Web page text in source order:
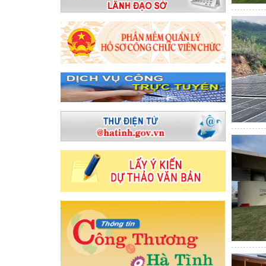
hệ thống đường sắt Việt Nam
Bộ trưởng Nguyễn Hồng Diên
tỉnh làm việc với CĐN Công Thương về công tác chuẩn bị đại hội
lý nhà nước về Thương mại trong điều kiện thực hiện chính
án quan trọng quốc gia, trọng điểm ngành năng lượng
Hà
Ban Thường vụ Tỉnh ủy, Ban Chấp hành Đảng bộ tỉnh Hà Tĩnh
Sở Công Thương tổ chức Chào cờ - triển khai
Bộ Công Thương Lào trao Biên bản ghi nhớ về phát triển chuỗi liên
ban hợp tác kinh tế, thương mại Việt Nam – Trung Quốc
Hà
nghệ, chuyển đổi số
Ứng xử với tin giả trên môi trường
Bộ và phía Bắc
Tăng trưởng GRDP Hà Tĩnh ước đạt 8,78%,
qua 369 nghị quyết
Hà Tĩnh có 6 dự án khởi công, khởi động
Chỉ thị số 31-CT/TW ngày 19/3/2024 của Ban Bí thư Trung ương
Không để lọt vào Trung ương người giàu
nghiệp trên địa bàn tỉnh Hà Tĩnh
Tập trung tháo gỡ vướng
TẠI CHI NHÁNH CÔNG NGHIỆP HÓA CHẤT MỎ HÀ TĨNH
Bộ
công nghiệp nông thôn Hà Tĩnh thực hiện chuyển đổi số
Chúc
Đại sứ đặc mệnh toàn quyền Hợp chúng quốc Hoa Kỳ tại
thăm cấp nhà nước Cộng hòa Kazakhstan của Tổng Bí thư
Hà Tĩnh hoàn thành sơ kết giữa nhiệm kỳ đại hội
tiếp nhận Phó Chủ tịch Công đoàn ngành
Hội nghị tổng kết
Lan tỏa niềm tin thực hiện thắng lợi các quyết sách
CĐN Công Thương Hà Tĩnh tổ chức chương trình workshop
quả hoạt động quý I, triển khai nhiệm vụ quý II và hoạt động
74 NĂM NGÀY TRUYỀN THỐNG NGÀNH CÔNG THƯƠNG (14/5/
dựng thương hiệu, nhãn hiệu sản phẩm công nghiệp nông thôn;